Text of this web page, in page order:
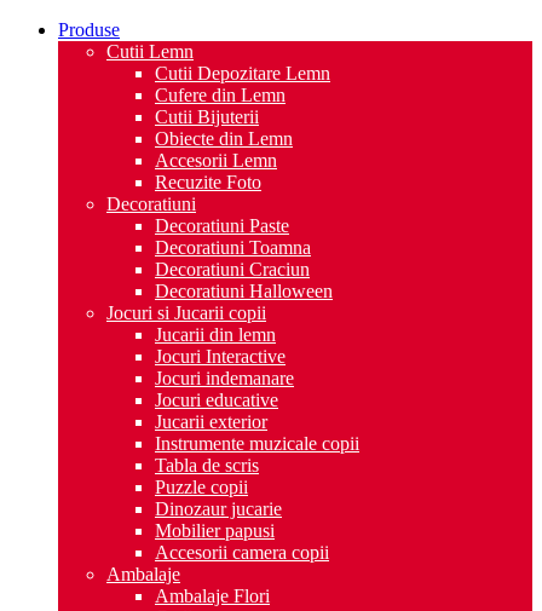
Produse
Cutii Lemn
Cutii Depozitare Lemn
Cufere din Lemn
Cutii Bijuterii
Obiecte din Lemn
Accesorii Lemn
Recuzite Foto
Decoratiuni
Decoratiuni Paste
Decoratiuni Toamna
Decoratiuni Craciun
Decoratiuni Halloween
Jocuri si Jucarii copii
Jucarii din lemn
Jocuri Interactive
Jocuri indemanare
Jocuri educative
Jucarii exterior
Instrumente muzicale copii
Tabla de scris
Puzzle copii
Dinozaur jucarie
Mobilier papusi
Accesorii camera copii
Ambalaje
Ambalaje Flori